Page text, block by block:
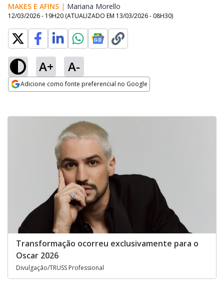
MAKES E AFINS | Mariana Morello
12/03/2026 - 19H20 (ATUALIZADO EM 13/03/2026 - 08H30)
A+ A-
Adicione como fonte preferencial no Google
Transformação ocorreu exclusivamente para o
Oscar 2026
Divulgação/TRUSS Professional